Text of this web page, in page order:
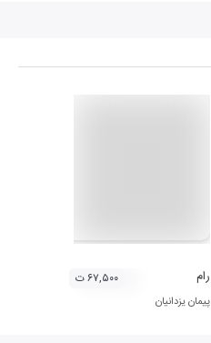
رام
پیمان یزدانیان
۶۷,۵۰۰ ت